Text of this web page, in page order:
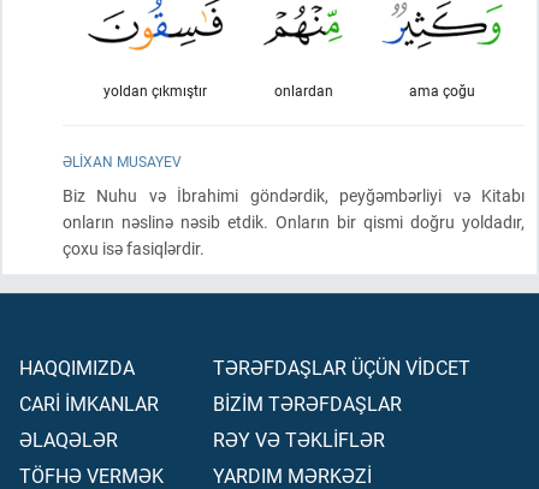
ama çoğu
onlardan
yoldan çıkmıştır
ƏLIXAN MUSAYEV
Biz Nuhu və İbrahimi göndərdik, peyğəmbərliyi və Kitabı
onların nəslinə nəsib etdik. Onların bir qismi doğru yoldadır,
çoxu isə fasiqlərdir.
HAQQIMIZDA
CARİ İMKANLAR
ƏLAQƏLƏR
TÖFHƏ VERMƏK
TƏRƏFDAŞLAR ÜÇÜN VİDCET
BİZİM TƏRƏFDAŞLAR
RƏY VƏ TƏKLİFLƏR
YARDIM MƏRKƏZİ